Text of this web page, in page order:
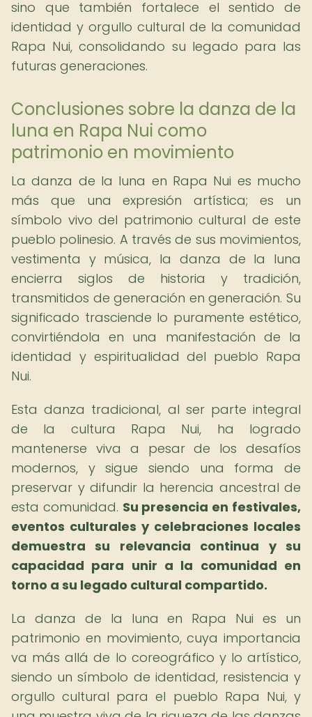
sino que también fortalece el sentido de
identidad y orgullo cultural de la comunidad
Rapa Nui, consolidando su legado para las
futuras generaciones.
Conclusiones sobre la danza de la
luna en Rapa Nui como
patrimonio en movimiento
La danza de la luna en Rapa Nui es mucho
más que una expresión artística; es un
símbolo vivo del patrimonio cultural de este
pueblo polinesio. A través de sus movimientos,
vestimenta y música, la danza de la luna
encierra siglos de historia y tradición,
transmitidos de generación en generación. Su
significado trasciende lo puramente estético,
convirtiéndola en una manifestación de la
identidad y espiritualidad del pueblo Rapa
Nui.
Esta danza tradicional, al ser parte integral
de la cultura Rapa Nui, ha logrado
mantenerse viva a pesar de los desafíos
modernos, y sigue siendo una forma de
preservar y difundir la herencia ancestral de
esta comunidad. Su presencia en festivales,
eventos culturales y celebraciones locales
demuestra su relevancia continua y su
capacidad para unir a la comunidad en
torno a su legado cultural compartido.
La danza de la luna en Rapa Nui es un
patrimonio en movimiento, cuya importancia
va más allá de lo coreográfico y lo artístico,
siendo un símbolo de identidad, resistencia y
orgullo cultural para el pueblo Rapa Nui, y